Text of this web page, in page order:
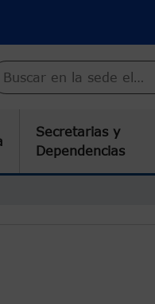
en Cartagena
Secretarias y
Dependencias